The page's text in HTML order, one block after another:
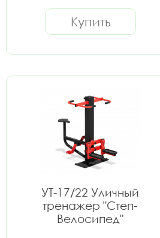
Купить
УТ-17/22 Уличный
тренажер "Степ-
Велосипед"